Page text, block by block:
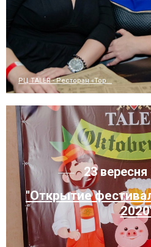
РЦ TALER - Ресторан «Тор...
23 вересня
"Открытие